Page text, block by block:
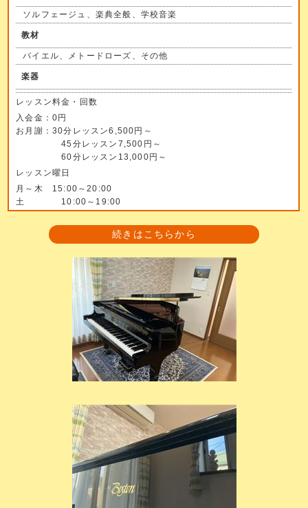
ソルフェージュ、楽典全般、学校音楽
教材
バイエル、メトードローズ、その他
楽器
レッスン料金・回数
入会金：0円
お月謝：30分レッスン6,500円～
45分レッスン7,500円～
60分レッスン13,000円～
レッスン曜日
月～木 15:00～20:00
土 10:00～19:00
続きはこちらから